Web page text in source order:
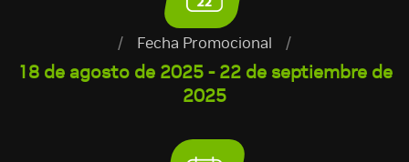
/ Fecha Promocional /
18 de agosto de 2025 - 22 de septiembre de
2025